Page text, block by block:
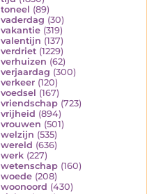
toneel (89)
vaderdag (30)
vakantie (319)
valentijn (137)
verdriet (1229)
verhuizen (62)
verjaardag (300)
verkeer (120)
voedsel (167)
vriendschap (723)
vrijheid (894)
vrouwen (501)
welzijn (535)
wereld (636)
werk (227)
wetenschap (160)
woede (208)
woonoord (430)